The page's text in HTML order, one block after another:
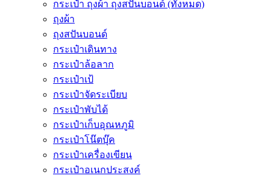
กระเป๋า ถุงผ้า ถุงสปันบอนด์ (ทั้งหมด)
ถุงผ้า
ถุงสปันบอนด์
กระเป๋าเดินทาง
กระเป๋าล้อลาก
กระเป๋าเป้
กระเป๋าจัดระเบียบ
กระเป๋าพับได้
กระเป๋าเก็บอุณหภูมิ
กระเป๋าโน๊ตบุ๊ค
กระเป๋าเครื่องเขียน
กระเป๋าอเนกประสงค์